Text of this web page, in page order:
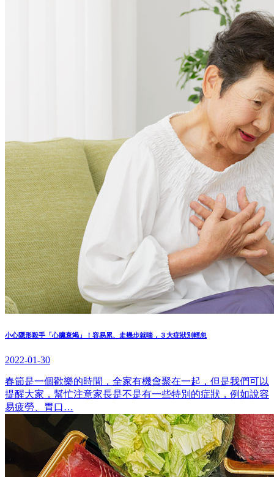
小心隱形殺手「心臟衰竭」！容易累、走幾步就喘，３大症狀別輕忽
2022-01-30
春節是一個歡樂的時間，全家有機會聚在一起，但是我們可以
提醒大家，幫忙注意家長是不是有一些特別的症狀，例如說容
易疲勞、胃口…